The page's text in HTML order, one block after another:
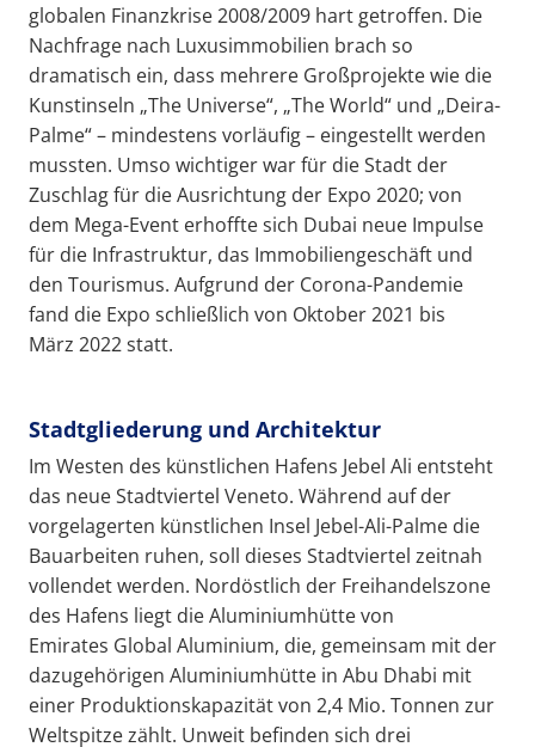
globalen Finanzkrise 2008/2009 hart getroffen. Die
Nachfrage nach Luxusimmobilien brach so
dramatisch ein, dass mehrere Großprojekte wie die
Kunstinseln „The Universe“, „The World“ und „Deira-
Palme“ – mindestens vorläufig – eingestellt werden
mussten. Umso wichtiger war für die Stadt der
Zuschlag für die Ausrichtung der Expo 2020; von
dem Mega-Event erhoffte sich Dubai neue Impulse
für die Infrastruktur, das Immobiliengeschäft und
den Tourismus. Aufgrund der Corona-Pandemie
fand die Expo schließlich von Oktober 2021 bis
März 2022 statt.
Stadtgliederung und Architektur
Im Westen des künstlichen Hafens Jebel Ali entsteht
das neue Stadtviertel Veneto. Während auf der
vorgelagerten künstlichen Insel Jebel-Ali-Palme die
Bauarbeiten ruhen, soll dieses Stadtviertel zeitnah
vollendet werden. Nordöstlich der Freihandelszone
des Hafens liegt die Aluminiumhütte von
Emirates Global Aluminium, die, gemeinsam mit der
dazugehörigen Aluminiumhütte in Abu Dhabi mit
einer Produktionskapazität von 2,4 Mio. Tonnen zur
Weltspitze zählt. Unweit befinden sich drei